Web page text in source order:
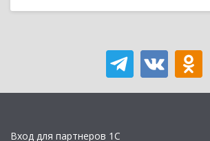
Вход для партнеров 1С